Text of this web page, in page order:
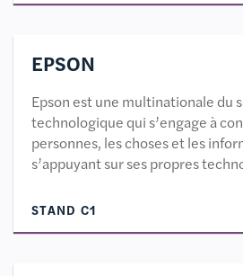
EPSON
Epson est une multinationale du
technologique qui s’engage à
personnes, les choses et les
s’appuyant sur ses propres
STAND C1